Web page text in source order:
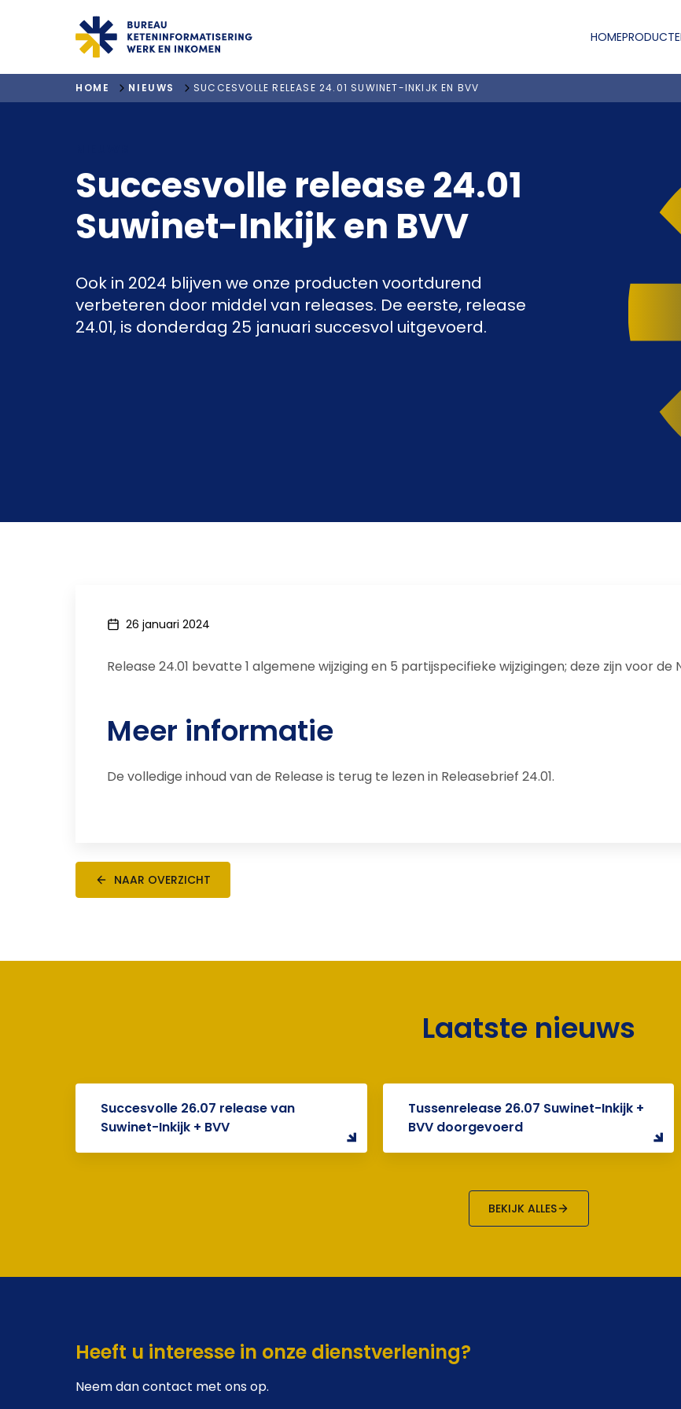
"ga naar homepagina" HOME
HOME NIEUWS SUCCESVOLLE RELEASE 24.01 SUWINET-INKIJK EN BVV
Succesvolle release 24.01
Suwinet-Inkijk en BVV
Ook in 2024 blijven we onze producten voortdurend
verbeteren door middel van releases. De eerste, release
24.01, is donderdag 25 januari succesvol uitgevoerd.
26 januari 2024
Release 24.01 bevatte 1 algemene wijziging en 5 partijspecifieke wijzigingen; deze zijn voor de
Meer informatie
De volledige inhoud van de Release is terug te lezen in Releasebrief 24.01.
NAAR OVERZICHT
Laatste nieuws
Succesvolle 26.07 release van
Suwinet-Inkijk + BVV
Tussenrelease 26.07 Suwinet-Inkijk +
BVV doorgevoerd
BEKIJK ALLES
Heeft u interesse in onze dienstverlening?
Neem dan contact met ons op.